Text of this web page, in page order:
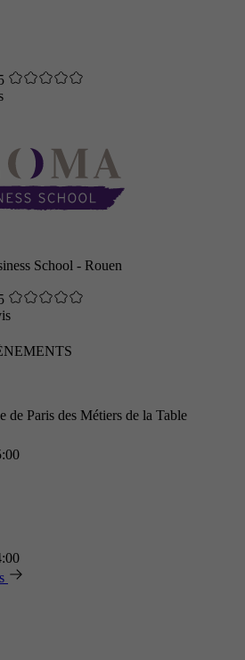
School - Rouen
de Paris des Métiers de la Table